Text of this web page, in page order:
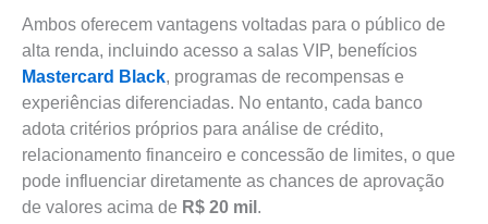
Ambos oferecem vantagens voltadas para o público de
alta renda, incluindo acesso a salas VIP, benefícios
Mastercard Black, programas de recompensas e
experiências diferenciadas. No entanto, cada banco
adota critérios próprios para análise de crédito,
relacionamento financeiro e concessão de limites, o que
pode influenciar diretamente as chances de aprovação
de valores acima de R$ 20 mil .